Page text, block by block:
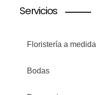
Servicios
Floristería a medida
Bodas